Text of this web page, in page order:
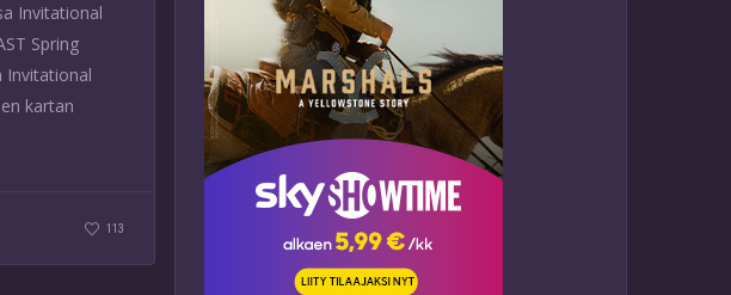
Invitational
Spring
Invitational
kartan
113